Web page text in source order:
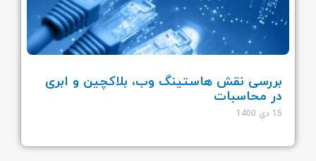
بررسی نقش هاستینگ وب، بلاکچین و ابری
در محاسبات
15 دی 1400